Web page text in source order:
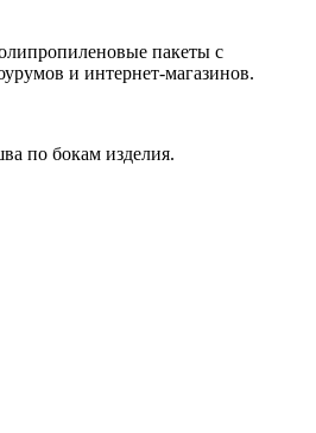
пакеты с
и интернет-магазинов.
по бокам изделия.